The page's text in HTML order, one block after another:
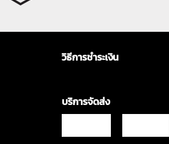
วิธีการชำระเงิน
บริการจัดส่ง